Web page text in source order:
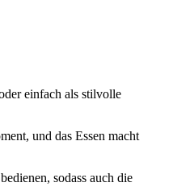
einfach als stilvolle
und das Essen macht
sodass auch die